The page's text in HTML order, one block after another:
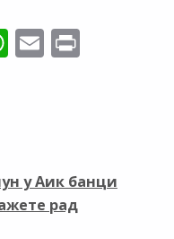
W
p
p
E Pr
у Аик банци
рад